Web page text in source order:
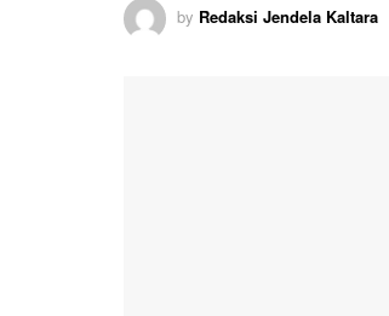
by Redaksi Jendela Kaltara